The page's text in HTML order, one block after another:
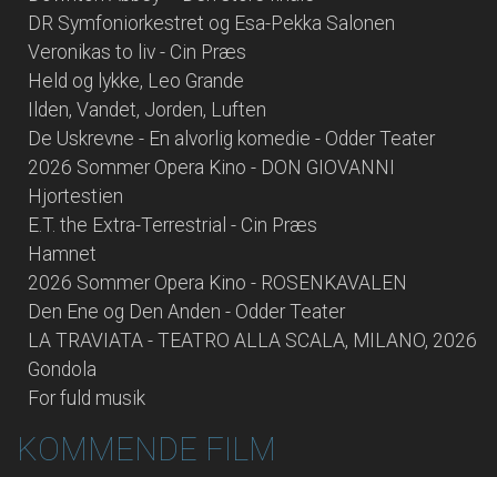
DR Symfoniorkestret og Esa-Pekka Salonen
Veronikas to liv - Cin Præs
Held og lykke, Leo Grande
Ilden, Vandet, Jorden, Luften
De Uskrevne - En alvorlig komedie - Odder Teater
2026 Sommer Opera Kino - DON GIOVANNI
Hjortestien
E.T. the Extra-Terrestrial - Cin Præs
Hamnet
2026 Sommer Opera Kino - ROSENKAVALEN
Den Ene og Den Anden - Odder Teater
LA TRAVIATA - TEATRO ALLA SCALA, MILANO, 2026
Gondola
For fuld musik
KOMMENDE FILM